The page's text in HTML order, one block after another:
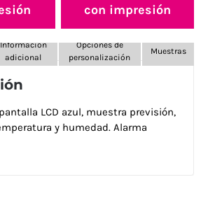
con impresión
Información
adicional
Opciones de
personalización
Muestras
LCD azul, muestra previsión,
y humedad. Alarma